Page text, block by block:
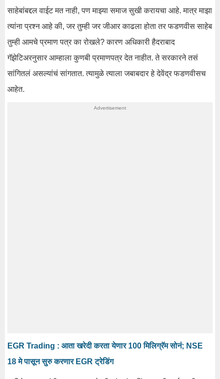
साहेबांबद्दल वाईट मत नाही, पण माझ्या समाज सुखी करायचा आहे. मात्र माझा
त्यांना प्रश्न आहे की, जर तुम्ही जर जीआर काढला होता तर फडणवीस साहेब
तुम्ही आमचे प्रमाण पत्र का रोखले? कारण अधिकारी हैदराबाद
गॅझेटिअरनुसार आम्हाला कुणबी प्रमाणपत्र देत नाहीत. ते सरकारने तसं
सांगितलं असल्यांचं सांगतात. त्यामुळे त्याला जबाबदार हे देवेंद्र फडणवीसच
आहेत.
EGR Trading : आता खरेदी करता येणार 100 मिलिग्रॅम सोनं; NSE
18 मे पासून सुरु करणार EGR ट्रेडिंग